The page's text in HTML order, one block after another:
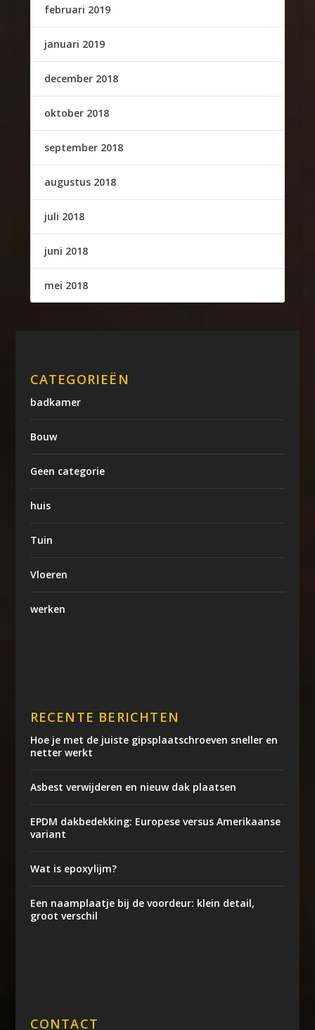
februari 2019
januari 2019
december 2018
oktober 2018
september 2018
augustus 2018
juli 2018
juni 2018
mei 2018
CATEGORIEËN
badkamer
Bouw
Geen categorie
huis
Tuin
Vloeren
werken
RECENTE BERICHTEN
Hoe je met de juiste gipsplaatschroeven sneller en
netter werkt
Asbest verwijderen en nieuw dak plaatsen
EPDM dakbedekking: Europese versus Amerikaanse
variant
Wat is epoxylijm?
Een naamplaatje bij de voordeur: klein detail,
groot verschil
CONTACT